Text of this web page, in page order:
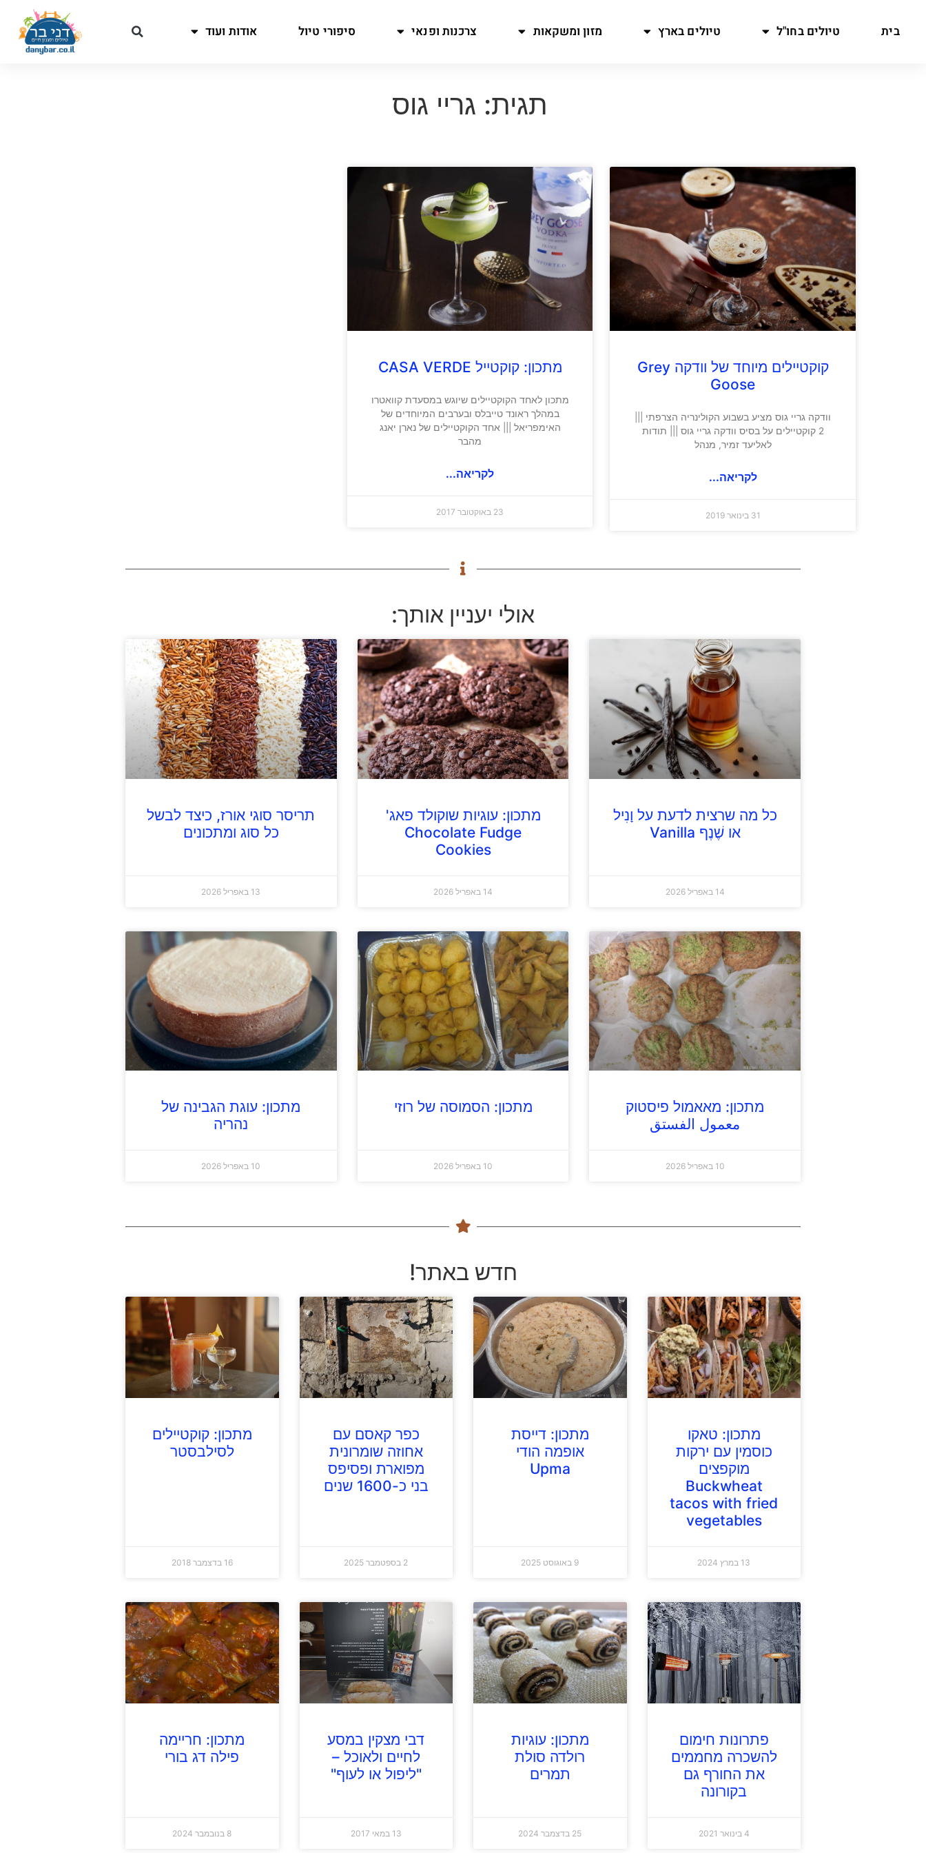
בית טיולים בחו"ל טיולים בארץ מזון ומשקאות צרכנות ופנאי סיפורי טיול אודות ועוד
תגית: גריי גוס
קוקטיילים מיוחד של וודקה Grey
Goose
וודקה גריי גוס מציע בשבוע הקולינריה הצרפתי |||
2 קוקטיילים על בסיס וודקה גריי גוס ||| תודות
לאליעד זמיר, מנהל
לקריאה...
31 בינואר 2019
מתכון: קוקטייל CASA VERDE
מתכון לאחד הקוקטיילים שיוגש במסעדת קוואטרו
במהלך ראונד טייבלס ובערבים המיוחדים של
האימפריאל ||| אחד הקוקטיילים של נארן יאנג
מהבר
לקריאה...
23 באוקטובר 2017
אולי יעניין אותך:
כל מה שרצית לדעת על וָנִיל
או שֶׁנֶף Vanilla
14 באפריל 2026
מתכון: עוגיות שוקולד פאג'
Chocolate Fudge
Cookies
14 באפריל 2026
תריסר סוגי אורז, כיצד לבשל
כל סוג ומתכונים
13 באפריל 2026
מתכון: מאאמול פיסטוק
معمول الفستق
10 באפריל 2026
מתכון: הסמוסה של רוזי
10 באפריל 2026
מתכון: עוגת הגבינה של
נהריה
10 באפריל 2026
חדש באתר!
מתכון: טאקו
כוסמין עם ירקות
מוקפצים
Buckwheat
tacos with fried
vegetables
13 במרץ 2024
מתכון: דייסת
אופמה הודי
Upma
9 באוגוסט 2025
כפר קאסם עם
אחוזה שומרונית
מפוארת ופסיפס
בני כ-1600 שנים
2 בספטמבר 2025
מתכון: קוקטיילים
לסילבסטר
16 בדצמבר 2018
פתרונות חימום
להשכרה מחממים
את החורף גם
בקורונה
4 בינואר 2021
מתכון: עוגיות
רולדה סולת
תמרים
25 בדצמבר 2024
דבי מצקין במסע
לחיים ולאוכל –
"ליפול או לעוף"
13 במאי 2017
מתכון: חריימה
פילה דג בורי
8 בנובמבר 2024